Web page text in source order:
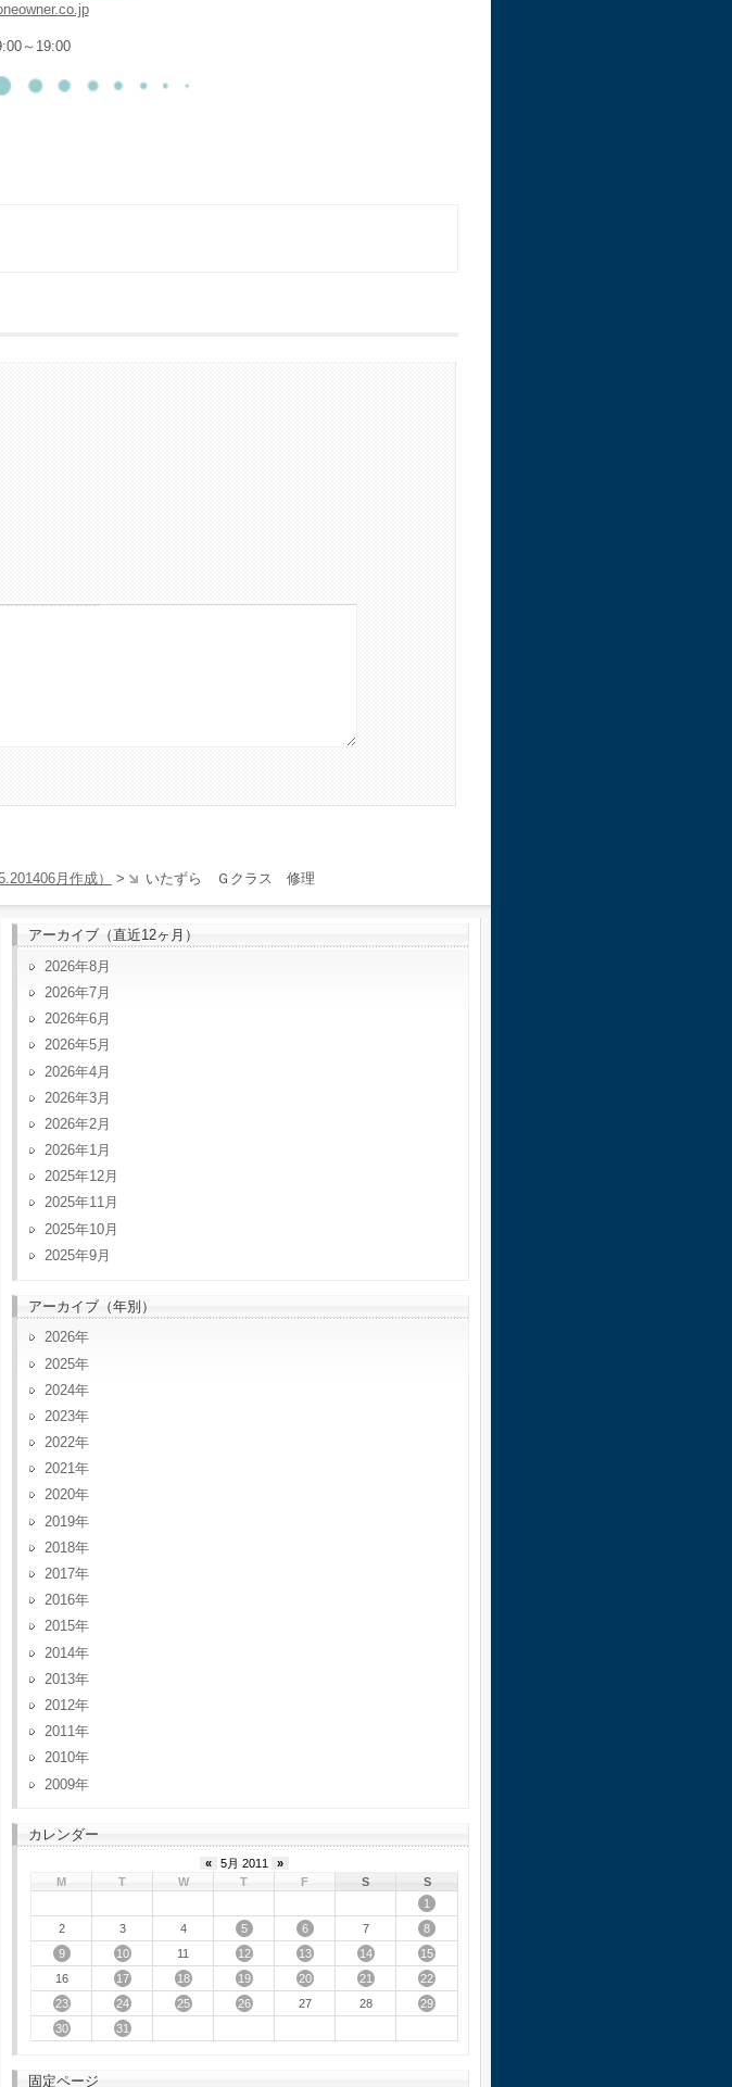
～19:00
月作成） > いたずら Ｇクラス 修理
アーカイブ（直近12ヶ月）
2026年8月
2026年7月
2026年6月
2026年5月
2026年4月
2026年3月
2026年2月
2026年1月
2025年12月
2025年11月
2025年10月
2025年9月
アーカイブ（年別）
2026
2025
2024
2023
2022
2021
2020
2019
2018
2017
2016
2015
2014
2013
2012
2011
2010
2009
カレンダー
« 5月 2011
»
M
T W T F S
S
1
2
3 4 5 6 7
8
9
10 11 12 13 14
15
16
17 18 19 20 21
22
23
24 25 26 27 28
29
30
31
固定ページ